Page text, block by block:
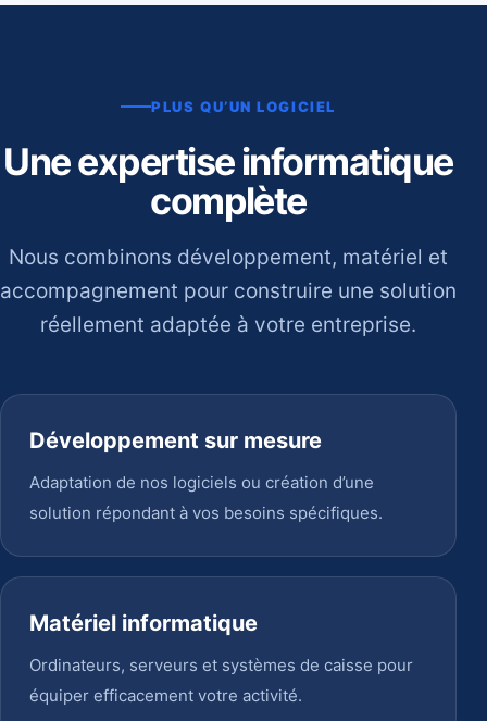
PLUS QU’UN LOGICIEL
Une expertise informatique
complète
Nous combinons développement, matériel et
accompagnement pour construire une solution
réellement adaptée à votre entreprise.
Développement sur mesure
Adaptation de nos logiciels ou création d’une
solution répondant à vos besoins spécifiques.
Matériel informatique
Ordinateurs, serveurs et systèmes de caisse pour
équiper efficacement votre activité.